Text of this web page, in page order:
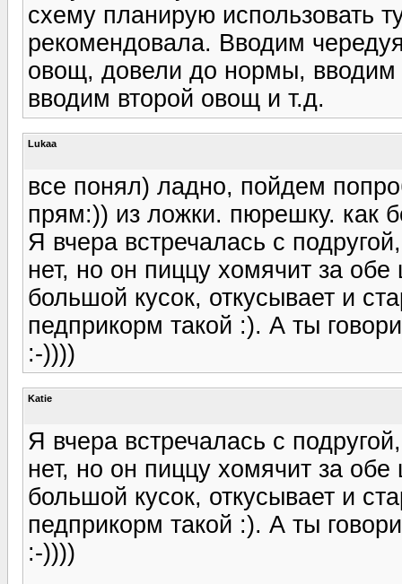
схему планирую использовать
рекомендовала. Вводим
овощ, довели до нормы, вводим
вводим второй овощ и т.д.
Lukaa
все понял) ладно, пойдем
прям:)) из ложки. пюрешку. как
Я вчера встречалась с
нет, но он пиццу хомячит за
большой кусок, откусывает и
педприкорм такой :). А ты
:-))))
Katie
Я вчера встречалась с
нет, но он пиццу хомячит за
большой кусок, откусывает и
педприкорм такой :). А ты
:-))))